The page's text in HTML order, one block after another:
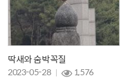
딱새와 숨박꼭질
2023-05-28
1,576